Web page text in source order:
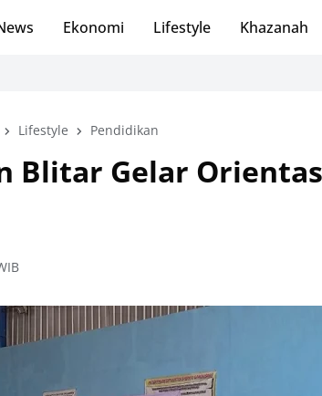
Ekonomi Lifestyle Khazanah
Lifestyle Pendidikan
Blitar Gelar